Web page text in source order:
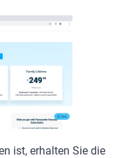
ist, erhalten Sie die